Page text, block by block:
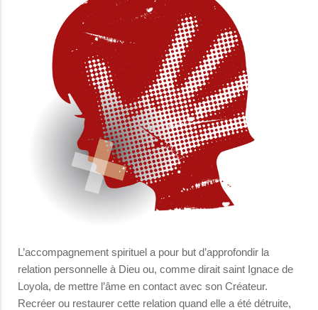
L’accompagnement spirituel a pour but d’approfondir la
relation personnelle à Dieu ou, comme dirait saint Ignace de
Loyola, de mettre l’âme en contact avec son Créateur.
Recréer ou restaurer cette relation quand elle a été détruite,